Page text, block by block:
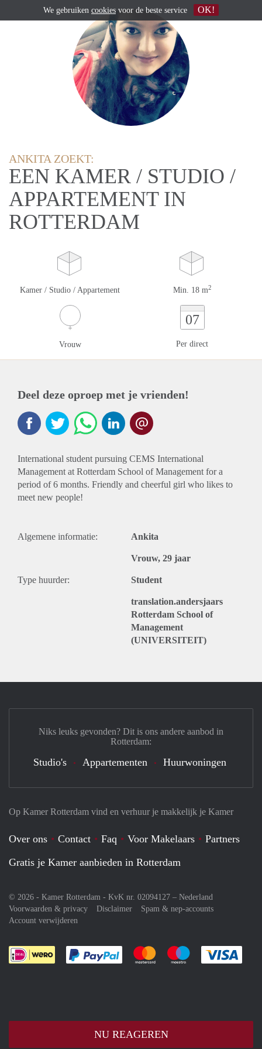
ANKITA ZOEKT:
EEN KAMER / STUDIO /
APPARTEMENT IN
ROTTERDAM
Kamer / Studio / Appartement Min. 18 m2
Vrouw
07
Per direct
Deel deze oproep met je vrienden!
International student pursuing CEMS International
Management at Rotterdam School of Management for a
period of 6 months. Friendly and cheerful girl who likes to
meet new people!
Algemene informatie: Ankita
Vrouw, 29 jaar
Type huurder: Student
translation.andersjaars
Rotterdam School of
Management
(UNIVERSITEIT)
NU REAGEREN
Op Kamer Rotterdam vind en verhuur je makkelijk je Kamer
Over ons Contact Faq Voor Makelaars
Partners
Gratis je Kamer aanbieden in Rotterdam
© 2026 - Kamer Rotterdam - KvK nr. 02094127 – Nederland
Voorwaarden & privacy
Disclaimer
Spam & nep-accounts
Account verwijderen
Je rekent gemakkelijk af met Paypal
Je rekent gemakkelijk af met
Je rekent
Niks leuks gevonden? Dit is ons andere aanbod in
Rotterdam:
Studio's Appartementen Huurwoningen
We gebruiken cookies voor de beste service OK!